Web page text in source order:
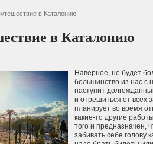
в Каталонию
в Каталонию
Наверное, не будет
большинство из нас с
наступит
и отрешиться от всех
планирует во время
какие-то другие
того и предназначен,
забивать себе